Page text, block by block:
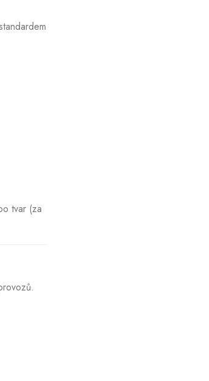
tvar (za